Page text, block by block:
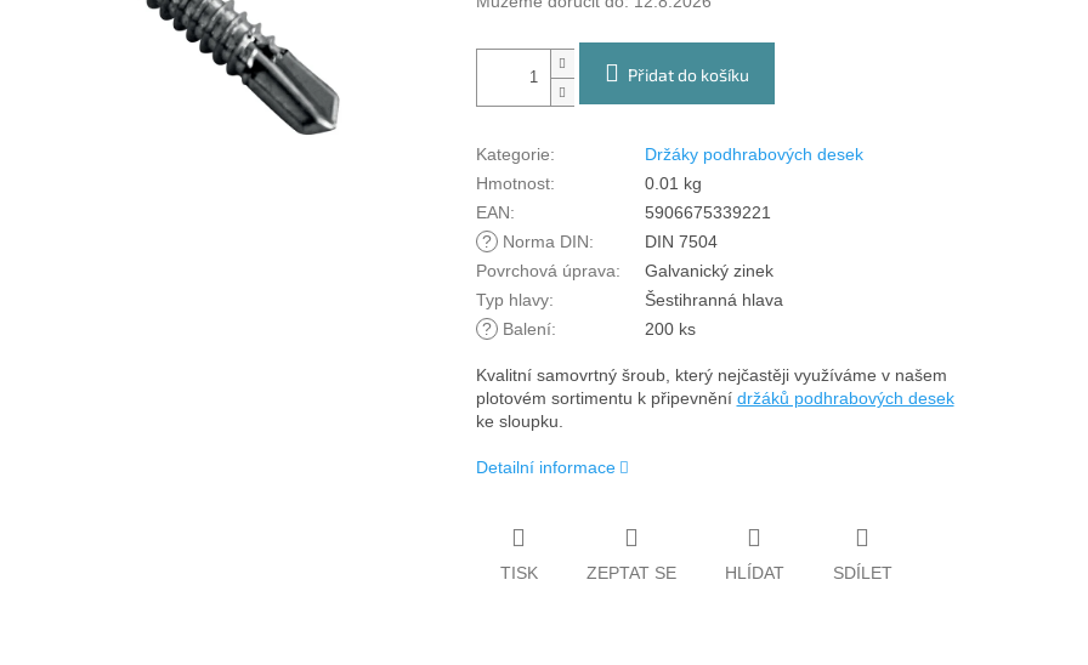
Přidat do košíku
Kategorie:
Držáky podhrabových desek
Hmotnost:
0.01 kg
EAN:
5906675339221
? Norma DIN:
DIN 7504
Povrchová úprava:
Galvanický zinek
Typ hlavy:
Šestihranná hlava
? Balení: 200 ks
Kvalitní samovrtný šroub, který nejčastěji využíváme v našem
plotovém sortimentu k připevnění držáků podhrabových desek
ke sloupku.
Detailní informace
TISK ZEPTAT SE HLÍDAT SDÍLET